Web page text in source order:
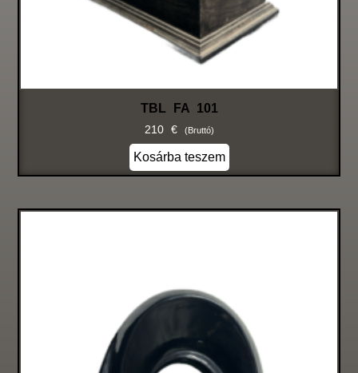
TBL FA 101
210 € (bruttó)
Kosárba teszem